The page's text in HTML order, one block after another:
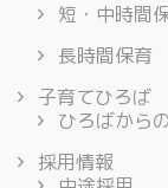
短・中時間
長時間保育
子育てひろば
ひろばから
採用情報